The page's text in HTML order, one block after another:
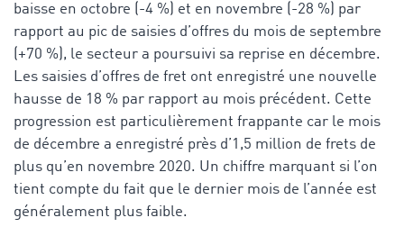
baisse en octobre (-4 %) et en novembre (-28 %) par
rapport au pic de saisies d’offres du mois de septembre
(+70 %), le secteur a poursuivi sa reprise en décembre.
Les saisies d’offres de fret ont enregistré une nouvelle
hausse de 18 % par rapport au mois précédent. Cette
progression est particulièrement frappante car le mois
de décembre a enregistré près d’1,5 million de frets de
plus qu’en novembre 2020. Un chiffre marquant si l’on
tient compte du fait que le dernier mois de l’année est
généralement plus faible.